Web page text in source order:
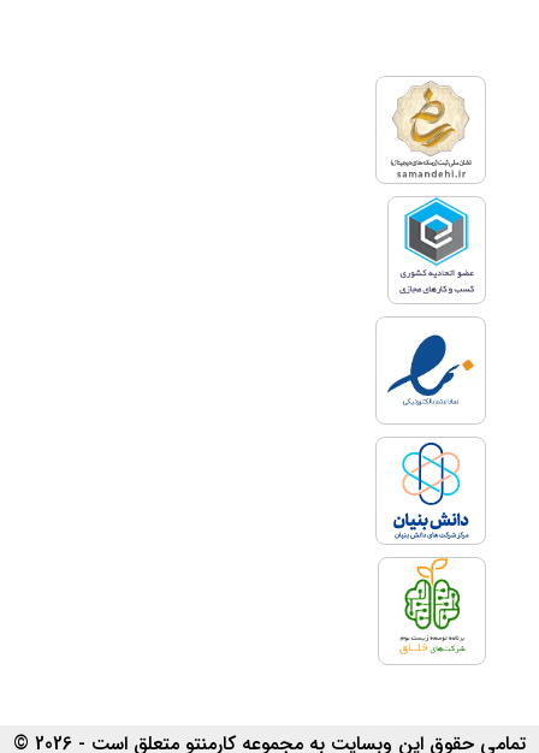
تمامی حقوق این وبسایت به مجموعه کارمنتو متعلق است - 2026 ©